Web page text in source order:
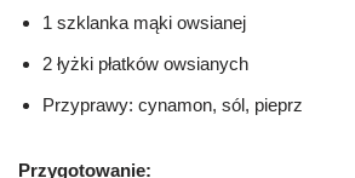
1 szklanka mąki owsianej
2 łyżki płatków owsianych
Przyprawy: cynamon, sól, pieprz
Przygotowanie: